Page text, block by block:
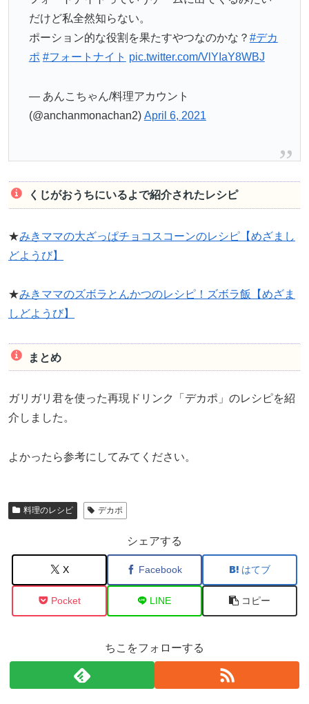
だけど私全然知らない。
ポーション的な役割を果たすやつなのかな？ #デカ
ポ #フォートナイト pic.twitter.com/VlYIaY8WBJ
— あんこちゃん/料理アカウント
(@anchanmonachan2) April 6, 2021
くじがおうちにいるよで紹介されたレシピ
★みきママの大ざっぱチョコスコーンのレシピ【めざまし
どようび】
★みきママのズボラとんかつのレシピ！ズボラ飯【めざま
しどようび】
まとめ
ガリガリ君を使った再現ドリンク「デカポ」のレシピを紹
介しました。
よかったら参考にしてみてください。
料理のレシピ デカポ
シェアする
X Facebook はてブ
Pocket LINE コピー
ちこをフォローする